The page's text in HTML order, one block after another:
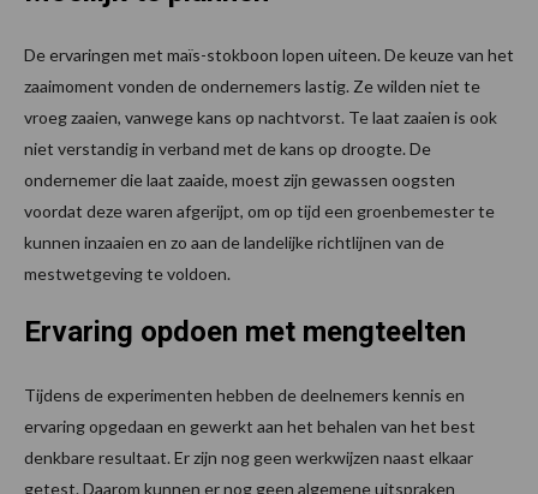
De ervaringen met maïs-stokboon lopen uiteen. De keuze van het
zaaimoment vonden de ondernemers lastig. Ze wilden niet te
vroeg zaaien, vanwege kans op nachtvorst. Te laat zaaien is ook
niet verstandig in verband met de kans op droogte. De
ondernemer die laat zaaide, moest zijn gewassen oogsten
voordat deze waren afgerijpt, om op tijd een groenbemester te
kunnen inzaaien en zo aan de landelijke richtlijnen van de
mestwetgeving te voldoen.
Ervaring opdoen met mengteelten
Tijdens de experimenten hebben de deelnemers kennis en
ervaring opgedaan en gewerkt aan het behalen van het best
denkbare resultaat. Er zijn nog geen werkwijzen naast elkaar
getest. Daarom kunnen er nog geen algemene uitspraken